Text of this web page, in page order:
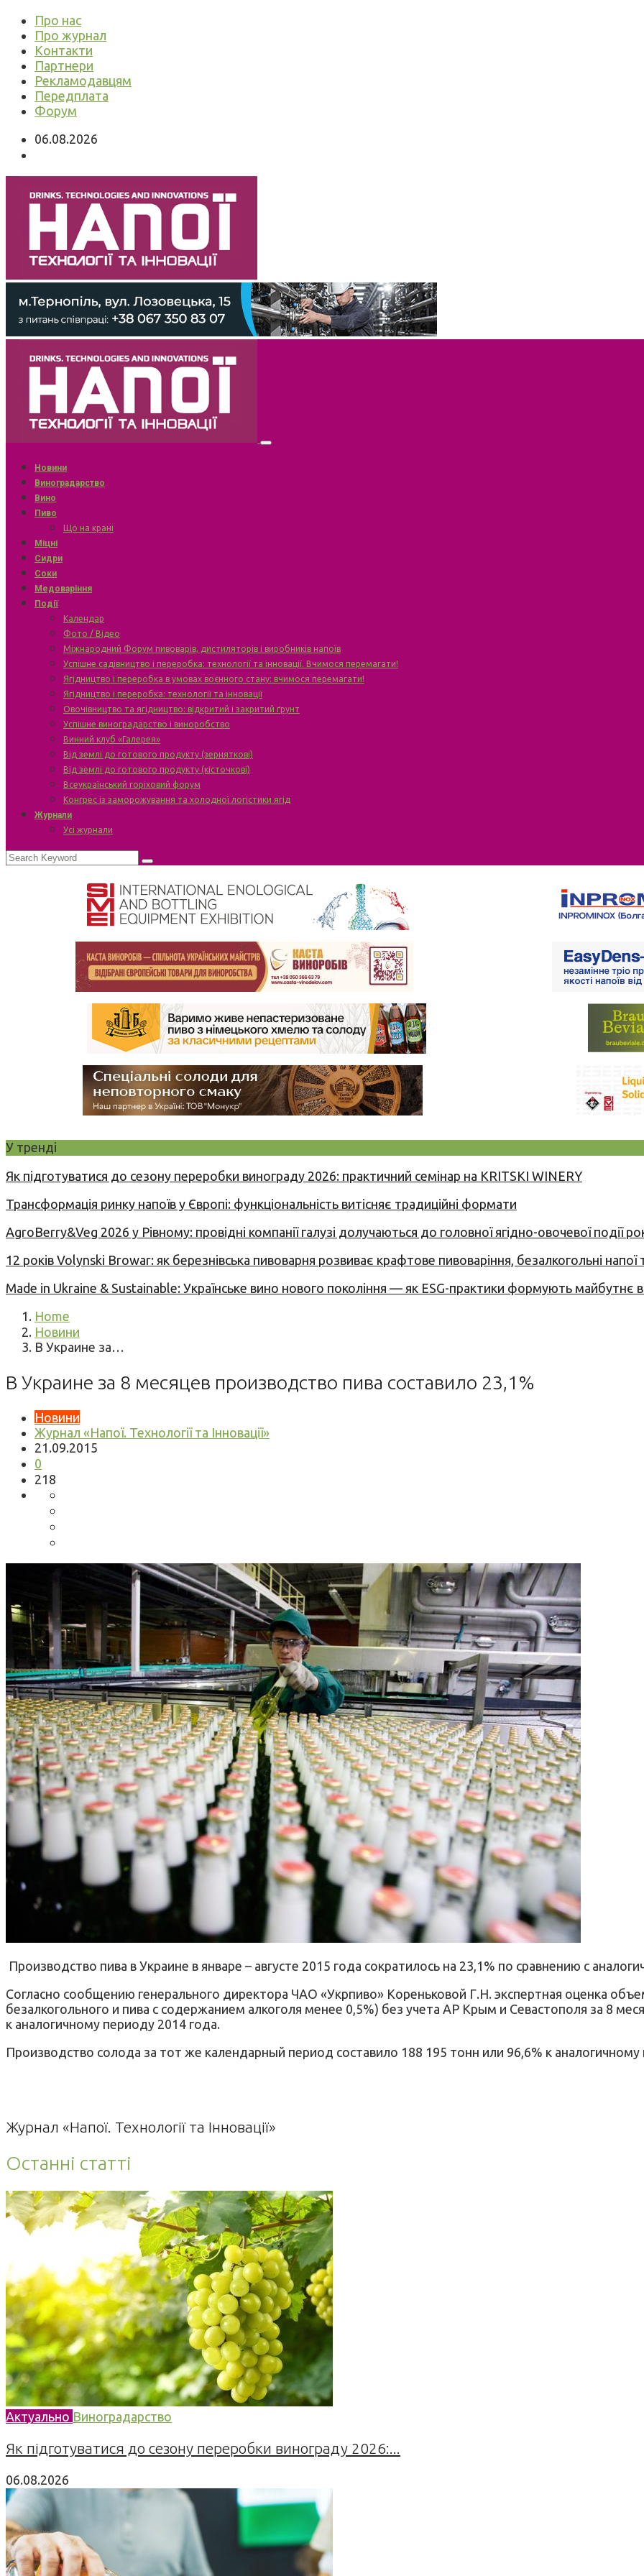
Про нас
Про журнал
Контакти
Партнери
Рекламодавцям
Передплата
Форум
06.08.2026
Новини
Виноградарство
Вино
Пиво
Що на крані
Міцні
Сидри
Соки
Медоваріння
Події
Календар
Фото / Відео
Міжнародний Форум пивоварів, дистиляторів і виробників напоїв
Успішне садівництво і переробка: технології та інновації. Вчимося перемагати!
Ягідництво і переробка в умовах воєнного стану: вчимося перемагати!
Ягідництво і переробка: технології та інновації
Овочівництво та ягідництво: відкритий і закритий ґрунт
Успішне виноградарство і виноробство
Винний клуб «Галерея»
Від землі до готового продукту (зерняткові)
Від землі до готового продукту (кісточкові)
Всеукраїнський горіховий форум
Конгрес із заморожування та холодної логістики ягід
Журнали
Усі журнали
У тренді
Як підготуватися до сезону переробки винограду 2026: практичний семінар на KRITSKI WINERY
Трансформація ринку напоїв у Європі: функціональність витісняє традиційні формати
AgroBerry&Veg 2026 у Рівному: провідні компанії галузі долучаються до головної ягідно-овочевої події
12 років Volynski Browar: як березнівська пивоварня розвиває крафтове пивоваріння, безалкогольні напої
Made in Ukraine & Sustainable: Українське вино нового покоління — як ESG-практики формують майбутнє
Home
Новини
В Украине за…
В Украине за 8 месяцев производство пива составило 23,1%
Новини
Журнал «Напої. Технології та Інновації»
21.09.2015
0
218
Производство пива в Украине в январе – августе 2015 года сократилось на 23,1% по сравнению с
Согласно сообщению генерального директора ЧАО «Укрпиво» Кореньковой Г.Н. экспертная оценка
безалкогольного и пива с содержанием алкоголя менее 0,5%) без учета АР Крым и Севастополя за 8
к аналогичному периоду 2014 года.
Производство солода за тот же календарный период составило 188 195 тонн или 96,6% к аналогичному
Журнал «Напої. Технології та Інновації»
Останні статті
Актуально Виноградарство
Як підготуватися до сезону переробки винограду 2026:...
06.08.2026